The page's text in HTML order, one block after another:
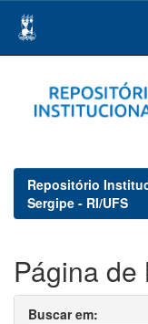
navigation
Repositório
Sergipe - RI/UFS
Página de
Buscar em: